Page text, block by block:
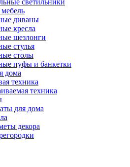
светильники
диваны
кресла
шезлонги
стулья
столы
пуфы и банкетки
дома
техника
техника
для дома
декора